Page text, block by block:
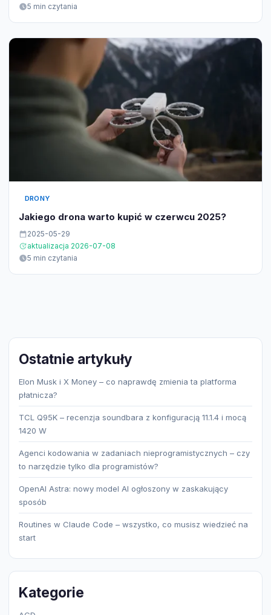
5 min czytania
DRONY
Jakiego drona warto kupić w czerwcu 2025?
2025-05-29
aktualizacja 2026-07-08
5 min czytania
Ostatnie artykuły
Elon Musk i X Money – co naprawdę zmienia ta platforma
płatnicza?
TCL Q95K – recenzja soundbara z konfiguracją 11.1.4 i mocą
1420 W
Agenci kodowania w zadaniach nieprogramistycznych – czy
to narzędzie tylko dla programistów?
OpenAI Astra: nowy model AI ogłoszony w zaskakujący
sposób
Routines w Claude Code – wszystko, co musisz wiedzieć na
start
Kategorie